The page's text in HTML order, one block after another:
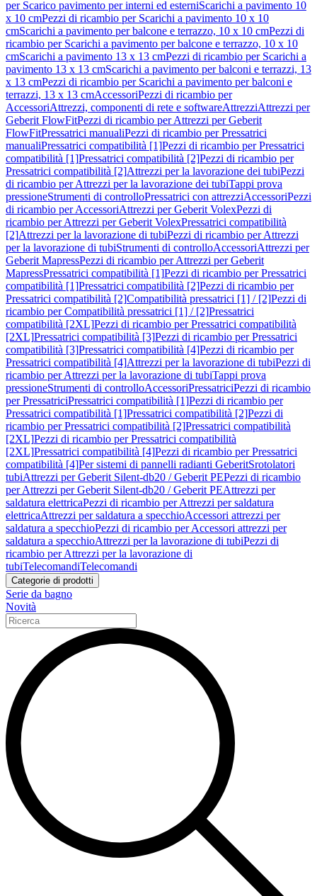
per Scarico pavimento per interni ed esterniScarichi a pavimento 10
x 10 cmPezzi di ricambio per Scarichi a pavimento 10 x 10
cmScarichi a pavimento per balcone e terrazzo, 10 x 10 cmPezzi di
ricambio per Scarichi a pavimento per balcone e terrazzo, 10 x 10
cmScarichi a pavimento 13 x 13 cmPezzi di ricambio per Scarichi a
pavimento 13 x 13 cmScarichi a pavimento per balconi e terrazzi, 13
x 13 cmPezzi di ricambio per Scarichi a pavimento per balconi e
terrazzi, 13 x 13 cmAccessoriPezzi di ricambio per
AccessoriAttrezzi, componenti di rete e softwareAttrezziAttrezzi per
Geberit FlowFitPezzi di ricambio per Attrezzi per Geberit
FlowFitPressatrici manualiPezzi di ricambio per Pressatrici
manualiPressatrici compatibilità [1]Pezzi di ricambio per Pressatrici
compatibilità [1]Pressatrici compatibilità [2]Pezzi di ricambio per
Pressatrici compatibilità [2]Attrezzi per la lavorazione dei tubiPezzi
di ricambio per Attrezzi per la lavorazione dei tubiTappi prova
pressioneStrumenti di controlloPressatrici con attrezziAccessoriPezzi
di ricambio per AccessoriAttrezzi per Geberit VolexPezzi di
ricambio per Attrezzi per Geberit VolexPressatrici compatibilità
[2]Attrezzi per la lavorazione di tubiPezzi di ricambio per Attrezzi
per la lavorazione di tubiStrumenti di controlloAccessoriAttrezzi per
Geberit MapressPezzi di ricambio per Attrezzi per Geberit
MapressPressatrici compatibilità [1]Pezzi di ricambio per Pressatrici
compatibilità [1]Pressatrici compatibilità [2]Pezzi di ricambio per
Pressatrici compatibilità [2]Compatibilità pressatrici [1] / [2]Pezzi di
ricambio per Compatibilità pressatrici [1] / [2]Pressatrici
compatibilità [2XL]Pezzi di ricambio per Pressatrici compatibilità
[2XL]Pressatrici compatibilità [3]Pezzi di ricambio per Pressatrici
compatibilità [3]Pressatrici compatibilità [4]Pezzi di ricambio per
Pressatrici compatibilità [4]Attrezzi per la lavorazione di tubiPezzi di
ricambio per Attrezzi per la lavorazione di tubiTappi prova
pressioneStrumenti di controlloAccessoriPressatriciPezzi di ricambio
per PressatriciPressatrici compatibilità [1]Pezzi di ricambio per
Pressatrici compatibilità [1]Pressatrici compatibilità [2]Pezzi di
ricambio per Pressatrici compatibilità [2]Pressatrici compatibilità
[2XL]Pezzi di ricambio per Pressatrici compatibilità
[2XL]Pressatrici compatibilità [4]Pezzi di ricambio per Pressatrici
compatibilità [4]Per sistemi di pannelli radianti GeberitSrotolatori
tubiAttrezzi per Geberit Silent-db20 / Geberit PEPezzi di ricambio
per Attrezzi per Geberit Silent-db20 / Geberit PEAttrezzi per
saldatura elettricaPezzi di ricambio per Attrezzi per saldatura
elettricaAttrezzi per saldatura a specchioAccessori attrezzi per
saldatura a specchioPezzi di ricambio per Accessori attrezzi per
saldatura a specchioAttrezzi per la lavorazione di tubiPezzi di
ricambio per Attrezzi per la lavorazione di
tubiTelecomandiTelecomandi
Categorie di prodotti
Serie da bagno
Novità